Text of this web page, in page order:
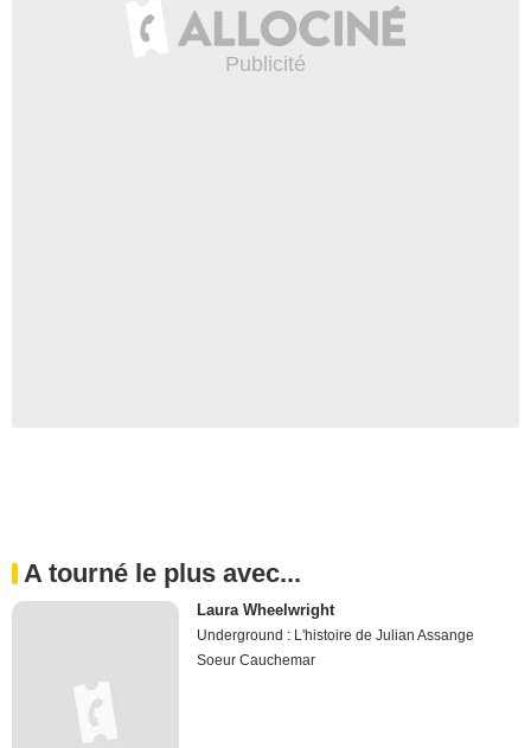
A tourné le plus avec...
Laura Wheelwright
Underground : L'histoire de Julian Assange
Soeur Cauchemar